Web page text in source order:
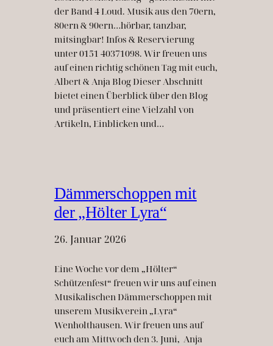
der Band 4 Loud. Musik aus den 70ern,
80ern & 90ern…hörbar, tanzbar,
mitsingbar! Infos & Reservierung
unter 0151 40371098. Wir freuen uns
auf einen richtig schönen Tag mit euch,
Albert & Anja Blog Dieser Abschnitt
bietet einen Überblick über den Blog
und präsentiert eine Vielzahl von
Artikeln, Einblicken und…
Dämmerschoppen mit
der „Hölter Lyra“
26. Januar 2026
Eine Woche vor dem „Hölter“
Schützenfest“ freuen wir uns auf einen
Musikalischen Dämmerschoppen mit
unserem Musikverein „Lyra“
Wenholthausen. Wir freuen uns auf
euch am Mittwoch den 3. Juni, Anja